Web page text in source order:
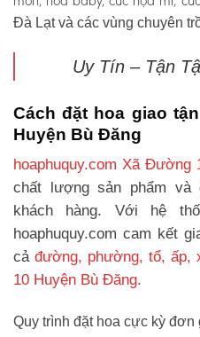
Đà Lạt và các vùng chuyên
Uy Tín – Tận
Cách đặt hoa giao
Huyện Bù Đăng
hoaphuquy.com Xã Đường
chất lượng sản phẩm
khách hàng. Với hệ
hoaphuquy.com cam kết
cả đường, phường, tổ,
10 Huyện Bù Đăng.
Quy trình đặt hoa cực kỳ đơn